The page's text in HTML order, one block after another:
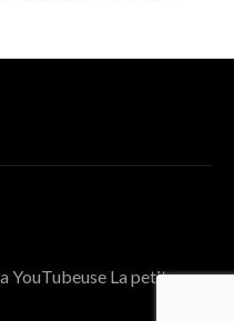
YouTubeuse La petite